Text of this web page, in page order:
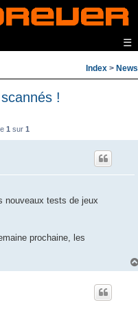
☰
Index > News
!
1 sur 1
nouveaux tests de jeux
prochaine, les